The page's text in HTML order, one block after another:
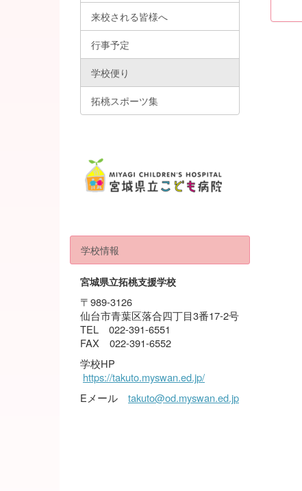
来校される皆様へ
行事予定
学校便り
拓桃スポーツ集
学校情報
宮城県立拓桃支援学校
〒989-3126
仙台市青葉区落合四丁目3番17-2号
TEL 022-391-6551
FAX 022-391-6552
学校HP
https://takuto.myswan.ed.jp/
Eメール takuto@od.myswan.ed.jp